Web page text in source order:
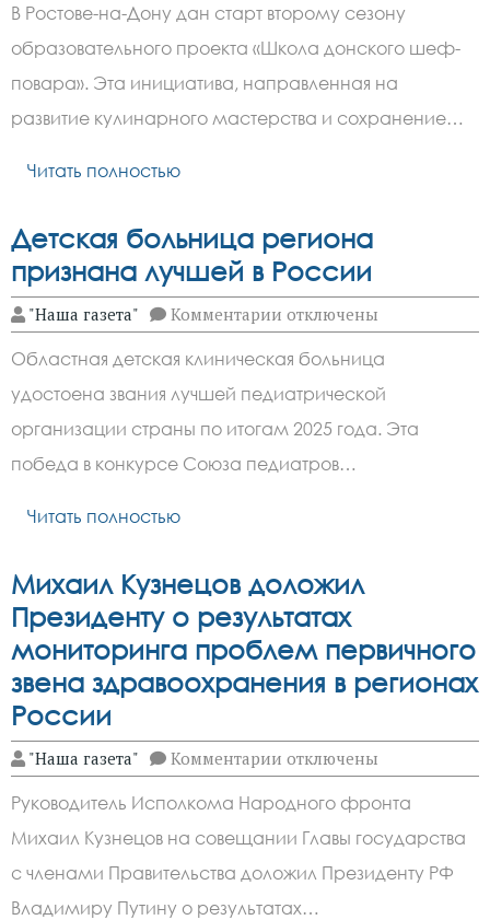
Ростове-
на-
Дону
продолжился
образовательный
проект
В Ростове-на-Дону дан старт второму сезону
образовательного проекта «Школа донского шеф-
повара». Эта инициатива, направленная на
развитие кулинарного мастерства и сохранение…
Читать полностью
Детская больница региона
признана лучшей в России
"Наша газета" Комментарии к
записи
Детская
больница
региона
признана
лучшей
в
России
отключены
Областная детская клиническая больница
удостоена звания лучшей педиатрической
организации страны по итогам 2025 года. Эта
победа в конкурсе Союза педиатров…
Читать полностью
Михаил Кузнецов доложил
Президенту о результатах
мониторинга проблем первичного
звена здравоохранения в регионах
России
"Наша газета" Комментарии к
записи
Кузнецов
доложил
Президенту
о
результатах
мониторинга
отключены
Руководитель Исполкома Народного фронта
Михаил Кузнецов на совещании Главы государства
с членами Правительства доложил Президенту РФ
Владимиру Путину о результатах…